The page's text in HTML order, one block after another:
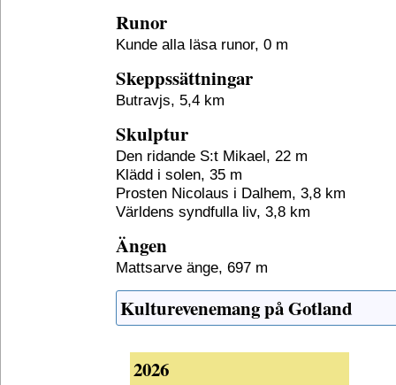
Runor
Kunde alla läsa runor, 0 m
Skeppssättningar
Butravjs, 5,4 km
Skulptur
Den ridande S:t Mikael, 22 m
Klädd i solen, 35 m
Prosten Nicolaus i Dalhem, 3,8 km
Världens syndfulla liv, 3,8 km
Ängen
Mattsarve änge, 697 m
Kulturevenemang på Gotland
2026